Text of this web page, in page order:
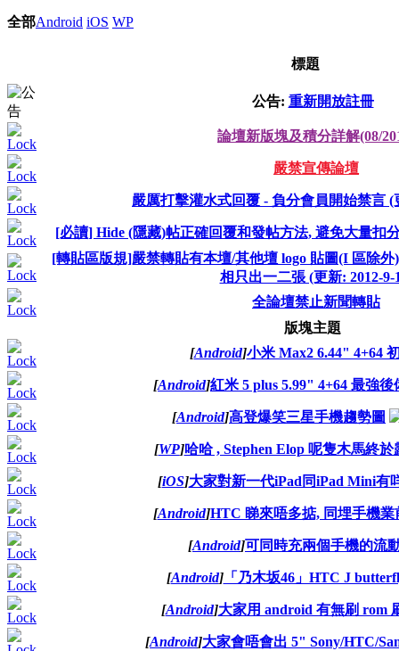
全部Android iOS WP
標題
公告: 重新開放註冊
論壇新版塊及積分詳解(08/
嚴禁宣傳論壇
嚴厲打擊灌水式回覆 - 負分會員開始禁言 (
[必讀] Hide (隱藏)帖正確回覆和發帖方法, 避免大量扣
[轉貼區版規]嚴禁轉貼有本壇/其他壇 logo 貼圖(I 區除
相只出一二張 (更新: 2012-9-
全論壇禁止新聞轉貼
版塊主題
[Android]小米 Max2 6.44" 4+64
[Android]紅米 5 plus 5.99" 4+64 最強
[Android]高登爆笑三星手機趨勢圖
[WP]哈哈 , Stephen Elop 呢隻木馬終
[iOS]大家對新一代iPad同iPad Mini有
[Android]HTC 睇來唔多掂, 同埋手機業
[Android]可同時充兩個手機的流
[Android]「乃木坂46」HTC J
[Android]大家用 android 有無刷 rom
[Android]大家會唔會出 5" Sony/HTC/